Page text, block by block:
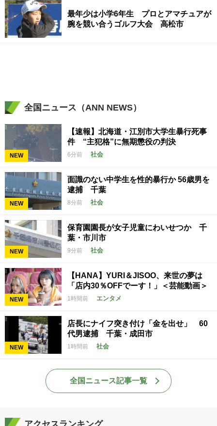
最年少は小学6年生 プロとアマチュアが
腕を競い合うゴルフ大会 高松市
全国ニュース（ANN NEWS）
NEW
【速報】北海道・江別市大学生暴行死事
件 “主犯格”に無期懲役の判決
6分前 社会
NEW
面識のない中学生を性的暴行か 56歳男を
逮捕 千葉
8分前 社会
NEW
保育園園長が女子児童にわいせつか 千
葉・市川市
9分前 社会
NEW
【HANA】YURI＆JISOO、来世の夢は
「店内30％OFFでーす！」＜芸能動画＞
1時間前 エンタメ
NEW
店長にナイフ突き付け「金を出せ」 60
代男逮捕 千葉・成田市
1時間前 社会
全国ニュース記事一覧
アクセスランキング